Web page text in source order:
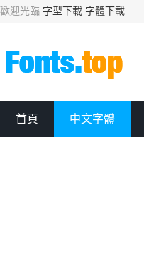
歡迎光臨 字型下載 字體下載
首頁 中文字體